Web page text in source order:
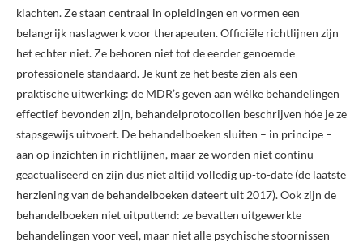
klachten. Ze staan centraal in opleidingen en vormen een
belangrijk naslagwerk voor therapeuten. Officiële richtlijnen zijn
het echter niet. Ze behoren niet tot de eerder genoemde
professionele standaard. Je kunt ze het beste zien als een
praktische uitwerking: de MDR’s geven aan wélke behandelingen
effectief bevonden zijn, behandelprotocollen beschrijven hóe je ze
stapsgewijs uitvoert. De behandelboeken sluiten – in principe –
aan op inzichten in richtlijnen, maar ze worden niet continu
geactualiseerd en zijn dus niet altijd volledig up-to-date (de laatste
herziening van de behandelboeken dateert uit 2017). Ook zijn de
behandelboeken niet uitputtend: ze bevatten uitgewerkte
behandelingen voor veel, maar niet alle psychische stoornissen